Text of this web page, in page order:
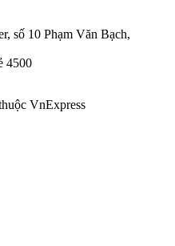
số 10 Phạm Văn Bạch,
4500
VnExpress